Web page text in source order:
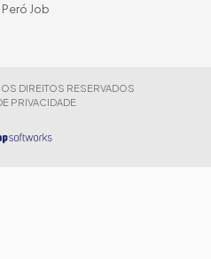
Job
DIREITOS RESERVADOS
PRIVACIDADE